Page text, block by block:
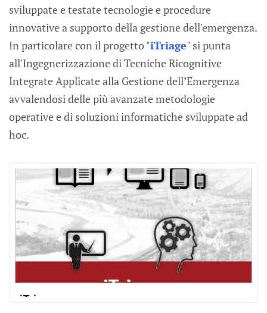
sviluppate e testate tecnologie e procedure
innovative a supporto della gestione dell'emergenza.
In particolare con il progetto "iTriage" si punta
all'Ingegnerizzazione di Tecniche Ricognitive
Integrate Applicate alla Gestione dell’Emergenza
avvalendosi delle più avanzate metodologie
operative e di soluzioni informatiche sviluppate ad
hoc.
iTriage